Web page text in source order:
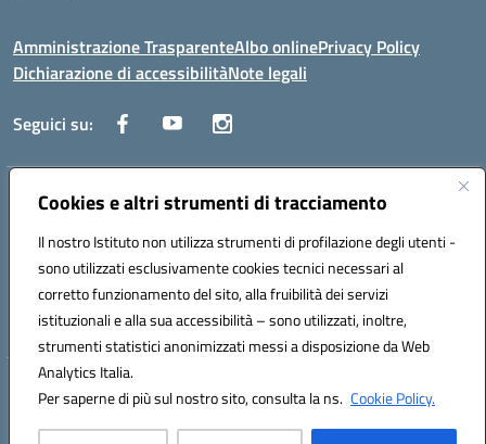
Cookies e altri strumenti di tracciamento
Il nostro Istituto non utilizza strumenti di profilazione degli utenti -
sono utilizzati esclusivamente cookies tecnici necessari al
corretto funzionamento del sito, alla fruibilità dei servizi
istituzionali e alla sua accessibilità – sono utilizzati, inoltre,
strumenti statistici anonimizzati messi a disposizione da Web
Analytics Italia.
Per saperne di più sul nostro sito, consulta la ns. Cookie Policy.
Amministrazione TrasparenteAlbo onlinePrivacy Policy
Dichiarazione di accessibilitàNote legali
Seguici su:
Indirizzo:Via Trieste, 43 – 98066 Patti (ME)
Posta elettronica certificata (PEC):mepc060006@pec.istruzione.it
Codice fiscale: 86000610831
Codice meccanografico: MEPC060006
Hosting & Powered by 3D Solution S.r.l.
Concept & Design by Designers Italia